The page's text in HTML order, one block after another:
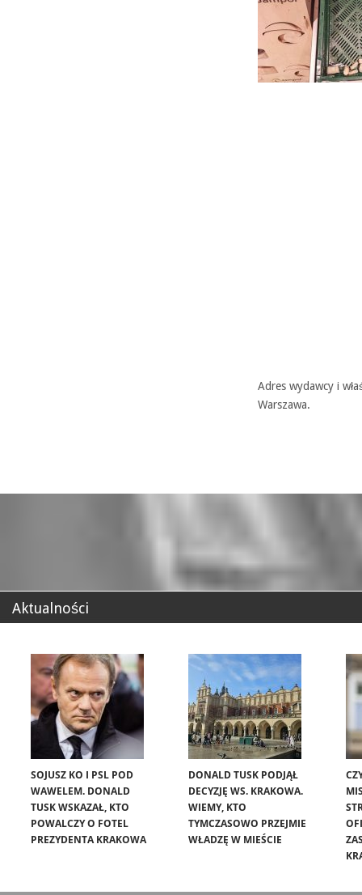
Adres wydawcy i
Warszawa.
Aktualności
SOJUSZ KO I PSL POD
WAWELEM. DONALD
TUSK WSKAZAŁ, KTO
POWALCZY O FOTEL
PREZYDENTA KRAKOWA
DONALD TUSK PODJĄŁ
DECYZJĘ WS. KRAKOWA.
WIEMY, KTO
TYMCZASOWO PRZEJMIE
WŁADZĘ W MIEŚCIE